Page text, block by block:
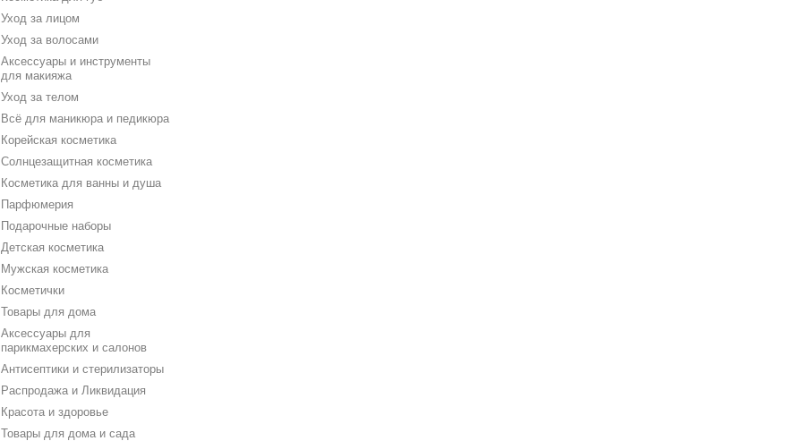
Уход за лицом
Уход за волосами
Аксессуары и инструменты
для макияжа
Уход за телом
Всё для маникюра и педикюра
Корейская косметика
Солнцезащитная косметика
Косметика для ванны и душа
Парфюмерия
Подарочные наборы
Детская косметика
Мужская косметика
Косметички
Товары для дома
Аксессуары для
парикмахерских и салонов
Антисептики и стерилизаторы
Распродажа и Ликвидация
Красота и здоровье
Товары для дома и сада